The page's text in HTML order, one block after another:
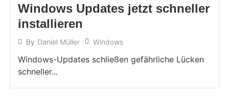
Windows Updates jetzt schneller
installieren
By Daniel Müller Windows
Windows-Updates schließen gefährliche Lücken
schneller...